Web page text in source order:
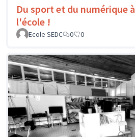
Du sport et du numérique à
l'école !
Ecole SEDC
0 0